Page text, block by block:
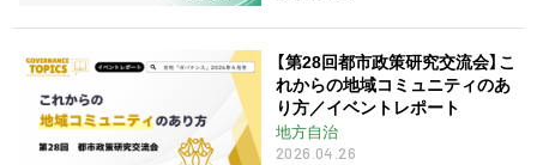
【第28回都市政策研究交流会】こ
れからの地域コミュニティのあ
り方／イベントレポート
地方自治
2026.04.26